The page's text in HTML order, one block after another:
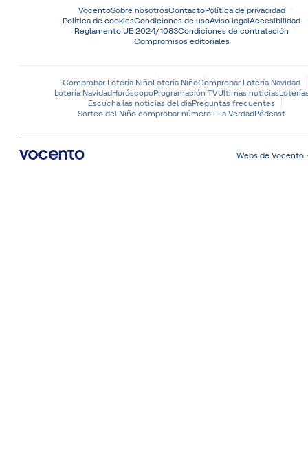
VocentoSobre nosotrosContactoPolítica de privacidad
Política de cookiesCondiciones de usoAviso legalAccesibilidad
Reglamento UE 2024/1083Condiciones de contratación
Compromisos editoriales
Comprobar Lotería NiñoLotería NiñoComprobar Lotería Navidad
Lotería NavidadHoróscopoProgramación TVÚltimas noticias
Escucha las noticias del díaPreguntas frecuentes
Sorteo del Niño comprobar número - La VerdadPódcast
Webs de Vocento